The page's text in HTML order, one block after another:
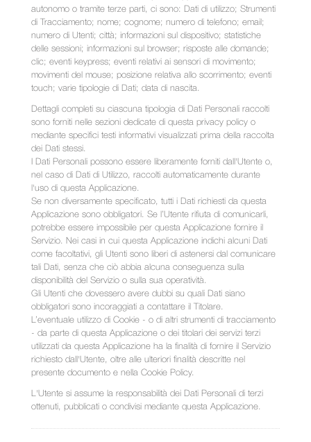
autonomo o tramite terze parti, ci sono: Dati di utilizzo; Strumenti
di Tracciamento; nome; cognome; numero di telefono; email;
numero di Utenti; città; informazioni sul dispositivo; statistiche
delle sessioni; informazioni sul browser; risposte alle domande;
clic; eventi keypress; eventi relativi ai sensori di movimento;
movimenti del mouse; posizione relativa allo scorrimento; eventi
touch; varie tipologie di Dati; data di nascita.
Dettagli completi su ciascuna tipologia di Dati Personali raccolti
sono forniti nelle sezioni dedicate di questa privacy policy o
mediante specifici testi informativi visualizzati prima della raccolta
dei Dati stessi.
I Dati Personali possono essere liberamente forniti dall'Utente o,
nel caso di Dati di Utilizzo, raccolti automaticamente durante
l'uso di questa Applicazione.
Se non diversamente specificato, tutti i Dati richiesti da questa
Applicazione sono obbligatori. Se l’Utente rifiuta di comunicarli,
potrebbe essere impossibile per questa Applicazione fornire il
Servizio. Nei casi in cui questa Applicazione indichi alcuni Dati
come facoltativi, gli Utenti sono liberi di astenersi dal comunicare
tali Dati, senza che ciò abbia alcuna conseguenza sulla
disponibilità del Servizio o sulla sua operatività.
Gli Utenti che dovessero avere dubbi su quali Dati siano
obbligatori sono incoraggiati a contattare il Titolare.
L’eventuale utilizzo di Cookie - o di altri strumenti di tracciamento
- da parte di questa Applicazione o dei titolari dei servizi terzi
utilizzati da questa Applicazione ha la finalità di fornire il Servizio
richiesto dall'Utente, oltre alle ulteriori finalità descritte nel
presente documento e nella Cookie Policy.
L'Utente si assume la responsabilità dei Dati Personali di terzi
ottenuti, pubblicati o condivisi mediante questa Applicazione.